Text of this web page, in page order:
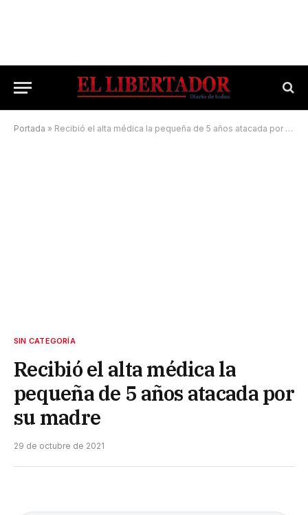
Portada » Recibió el alta médica la pequeña de 5 años atacada por su madre
SIN CATEGORÍA
Recibió el alta médica la
pequeña de 5 años atacada por
su madre
29 de octubre de 2021